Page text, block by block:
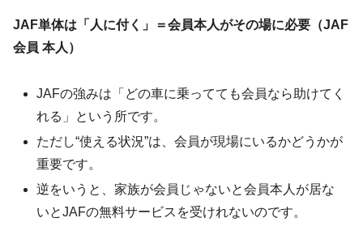
JAF単体は「人に付く」＝会員本人がその場に必要（JAF
会員 本人）
JAFの強みは「どの車に乗ってても会員なら助けてく
れる」という所です。
ただし“使える状況”は、会員が現場にいるかどうかが
重要です。
逆をいうと、家族が会員じゃないと会員本人が居な
いとJAFの無料サービスを受けれないのです。